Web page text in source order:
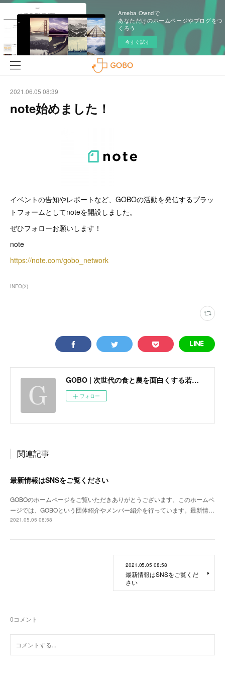
Ameba Owndで
あなただけのホームページやブログをつ
くろう
今すぐ試す
2021.06.05 08:39
note始めました！
イベントの告知やレポートなど、GOBOの活動を発信するプラッ
トフォームとしてnoteを開設しました。
ぜひフォローお願いします！
note
https://note.com/gobo_network
INFO(2)
GOBO | 次世代の食と農を面白くする若手社会人集団
フォロー
関連記事
最新情報はSNSをご覧ください
GOBOのホームページをご覧いただきありがとうございます。このホームペ
ージでは、GOBOという団体紹介やメンバー紹介を行っています。最新情…
2021.05.05 08:58
2021.05.05 08:58
最新情報はSNSをご覧くだ
さい
0コメント